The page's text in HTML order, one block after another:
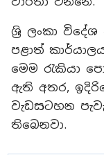
ශ්‍රි ලංකා
පළාත්
මෙම රැකියා
ඇති අතර,
වැඩසටහන
තිබෙනවා.